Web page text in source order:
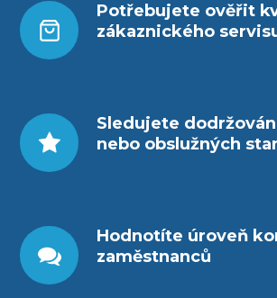
Potřebujete ověřit
zákaznického
Sledujete
nebo obslužných
Hodnotíte úroveň
zaměstnanců